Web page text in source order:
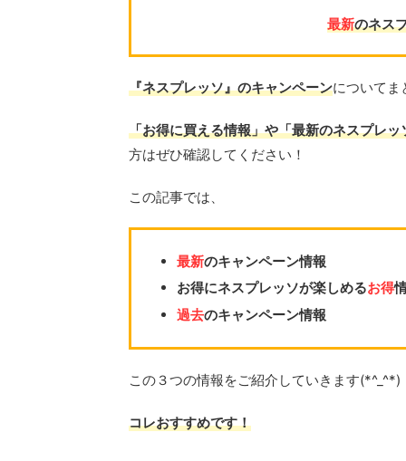
最新のネス
『ネスプレッソ』のキャンペーンについてま
「お得に買える情報」や「最新のネスプレッ
方はぜひ確認してください！
この記事では、
最新のキャンペーン情報
お得にネスプレッソが楽しめるお得
過去のキャンペーン情報
この３つの情報をご紹介していきます(*^_^*)
コレおすすめです！